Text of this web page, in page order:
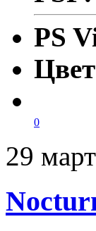
PS
0
29